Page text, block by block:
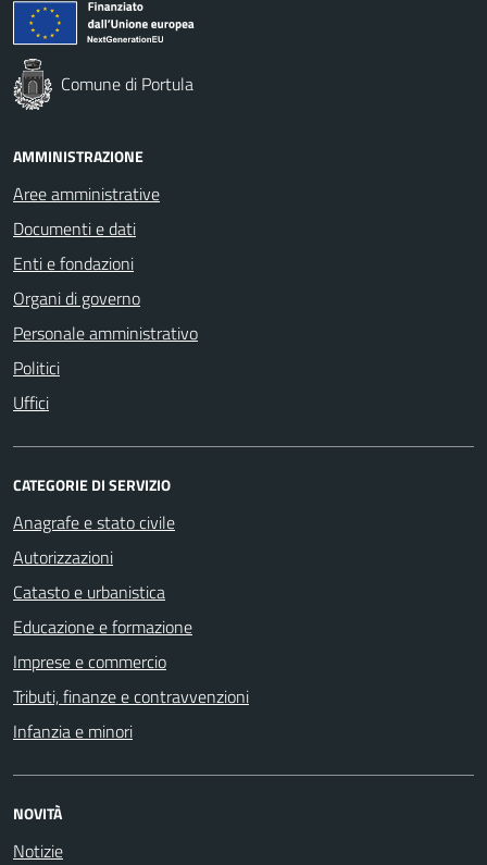
Comune di Portula
AMMINISTRAZIONE
Aree amministrative
Documenti e dati
Enti e fondazioni
Organi di governo
Personale amministrativo
Politici
Uffici
CATEGORIE DI SERVIZIO
Anagrafe e stato civile
Autorizzazioni
Catasto e urbanistica
Educazione e formazione
Imprese e commercio
Tributi, finanze e contravvenzioni
Infanzia e minori
NOVITÀ
Notizie